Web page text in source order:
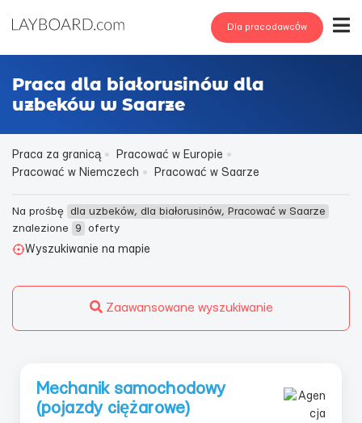
Dla pracodawców
Praca dla białorusinów dla
uzbeków w Saarze
Praca za granicą
Pracować w Europie
Pracować w Niemczech
Pracować w Saarze
Na prośbę dla uzbeków, dla białorusinów, Pracować w Saarze
znalezione
9
oferty
Wyszukiwanie na mapie
Zaawansowane wyszukiwanie
Mechanik samochodowy
(pojazdy ciężarowe)